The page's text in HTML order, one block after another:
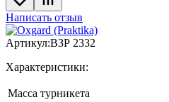
Написать отзыв
Артикул:ВЗР 2332
Характеристики:
Масса турникета